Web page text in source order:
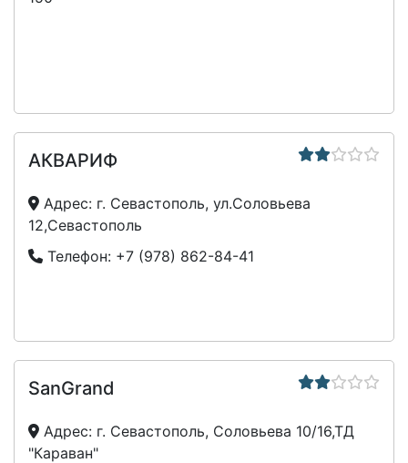
АКВАРИФ
Адрес: г. Севастополь, ул.Соловьева
12,Севастополь
Телефон: +7 (978) 862-84-41
SanGrand
Адрес: г. Севастополь, Соловьева 10/16,ТД
"Караван"